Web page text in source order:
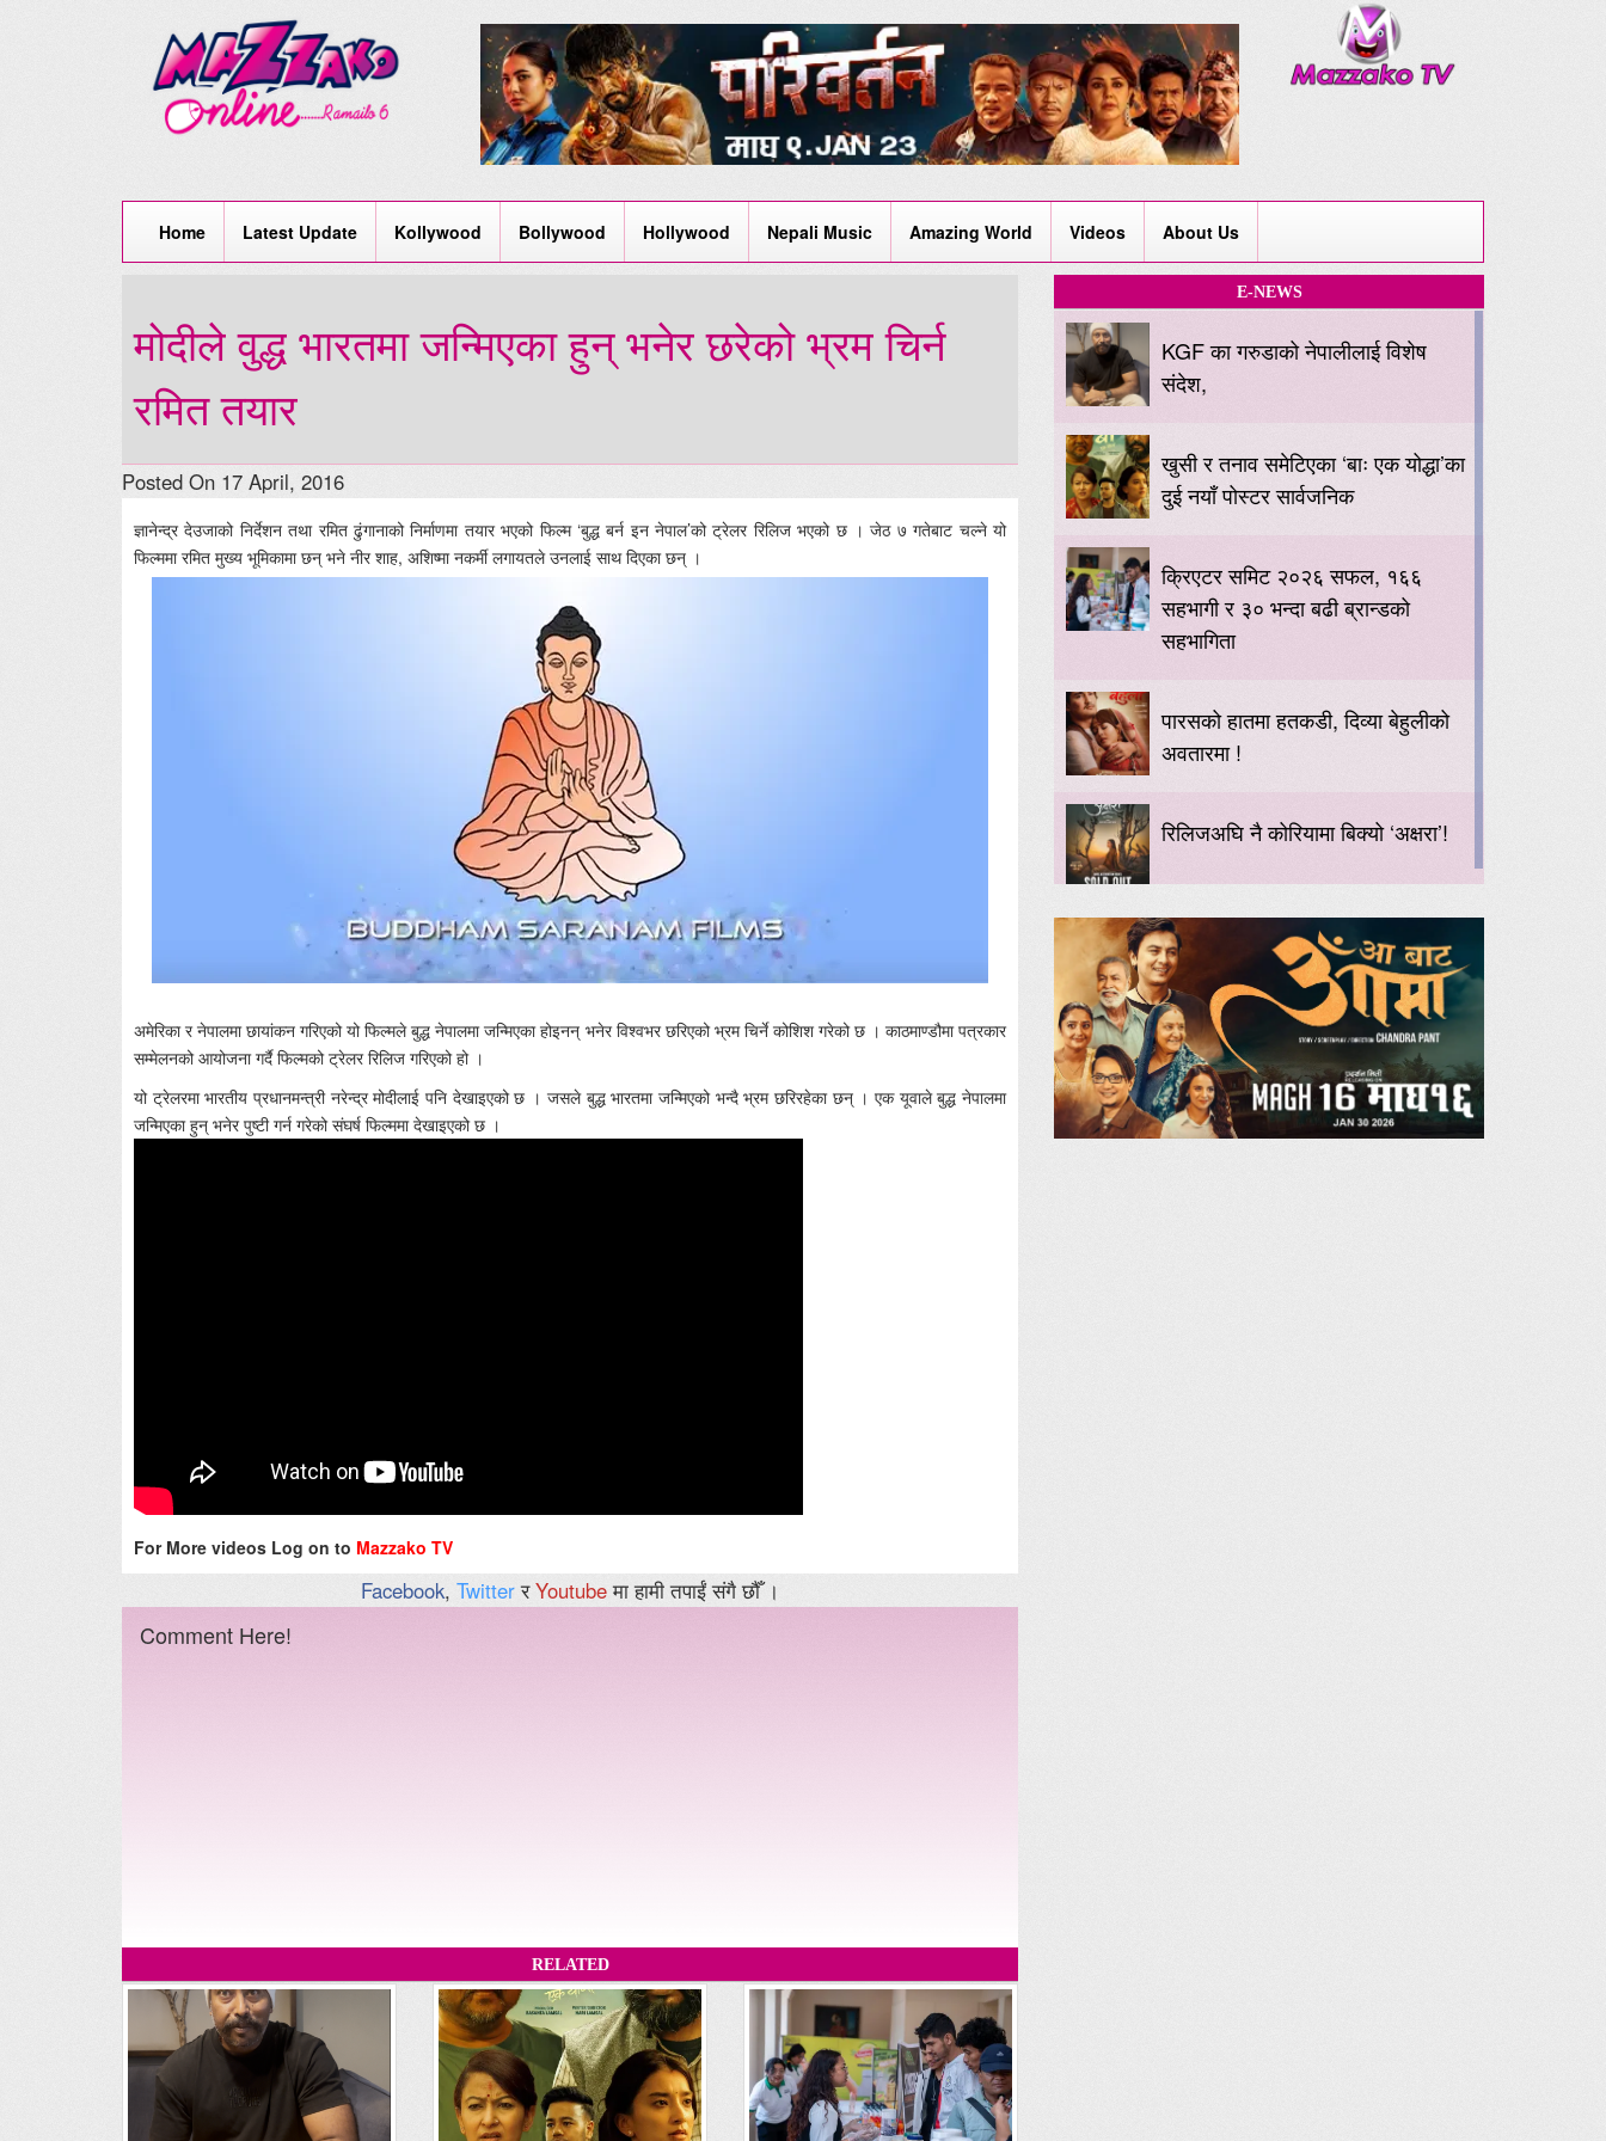
Home Latest Update Kollywood Bollywood Hollywood Nepali Music Amazing World Videos About Us
मोदीले वुद्ध भारतमा जन्मिएका हुन् भनेर छरेको भ्रम चिर्न
रमित तयार
Posted On 17 April, 2016
ज्ञानेन्द्र देउजाको निर्देशन तथा रमित ढुंगानाको निर्माणमा तयार भएको फिल्म ‘बुद्ध बर्न इन नेपाल’को ट्रेलर रिलिज भएको छ । जेठ ७ गतेबाट चल्ने यो
फिल्ममा रमित मुख्य भूमिकामा छन् भने नीर शाह, अशिष्मा नकर्मी लगायतले उनलाई साथ दिएका छन् ।
अमेरिका र नेपालमा छायांकन गरिएको यो फिल्मले बुद्ध नेपालमा जन्मिएका होइनन् भनेर विश्वभर छरिएको भ्रम चिर्ने कोशिश गरेको छ । काठमाण्डौमा पत्रकार
सम्मेलनको आयोजना गर्दै फिल्मको ट्रेलर रिलिज गरिएको हो ।
यो ट्रेलरमा भारतीय प्रधानमन्त्री नरेन्द्र मोदीलाई पनि देखाइएको छ । जसले बुद्ध भारतमा जन्मिएको भन्दै भ्रम छरिरहेका छन् । एक यूवाले बुद्ध नेपालमा
जन्मिएका हुन् भनेर पुष्टी गर्न गरेको संघर्ष फिल्ममा देखाइएको छ ।
For More videos Log on to Mazzako TV
Facebook, TwitterरYoutubeमा हामी तपाईं संगै छौँ ।
Comment Here!
RELATED
E-NEWS
KGF का गरुडाको नेपालीलाई विशेष
संदेश,
खुसी र तनाव समेटिएका ‘बाः एक योद्धा’का
दुई नयाँ पोस्टर सार्वजनिक
क्रिएटर समिट २०२६ सफल, १६६
सहभागी र ३० भन्दा बढी ब्रान्डको
सहभागिता
पारसको हातमा हतकडी, दिव्या बेहुलीको
अवतारमा !
रिलिजअघि नै कोरियामा बिक्यो ‘अक्षरा’!